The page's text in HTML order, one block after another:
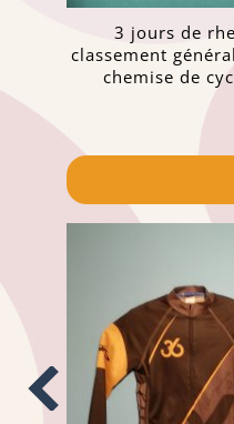
3 jours de
classement
chemise de